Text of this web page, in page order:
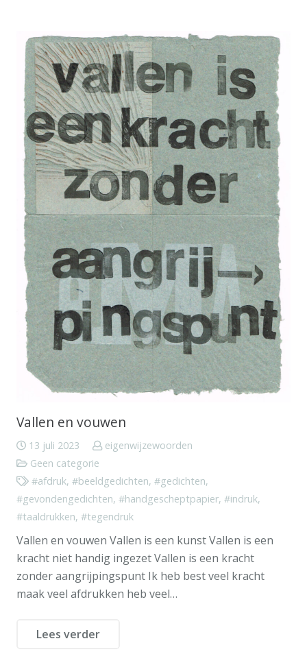
Vallen en vouwen
13 juli 2023
eigenwijzewoorden
Geen categorie
#afdruk, #beeldgedichten, #gedichten,
#gevondengedichten, #handgescheptpapier, #indruk,
#taaldrukken, #tegendruk
Vallen en vouwen Vallen is een kunst Vallen is een
kracht niet handig ingezet Vallen is een kracht
zonder aangrijpingspunt Ik heb best veel kracht
maak veel afdrukken heb veel…
Lees verder